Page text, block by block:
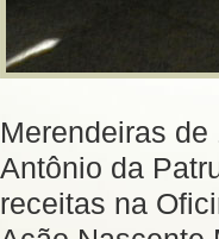
Merendeiras
Antônio da
receitas na